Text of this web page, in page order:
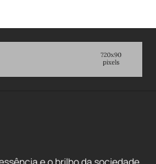
e o brilho da sociedade